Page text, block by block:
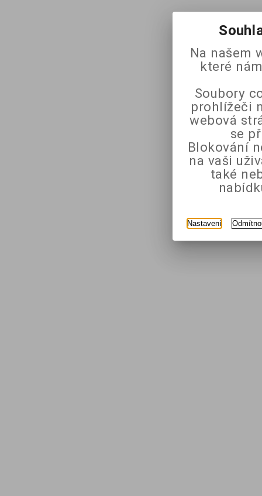
Na našem
které
Soubory
prohlížeči
webová
se
Blokování
na vaši
také
Nastavení